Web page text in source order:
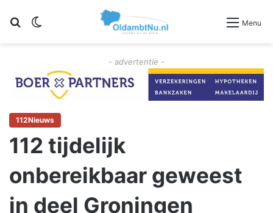
Zoeken Menu
- advertentie -
112Nieuws
112 tijdelijk
onbereikbaar geweest
in deel Groningen